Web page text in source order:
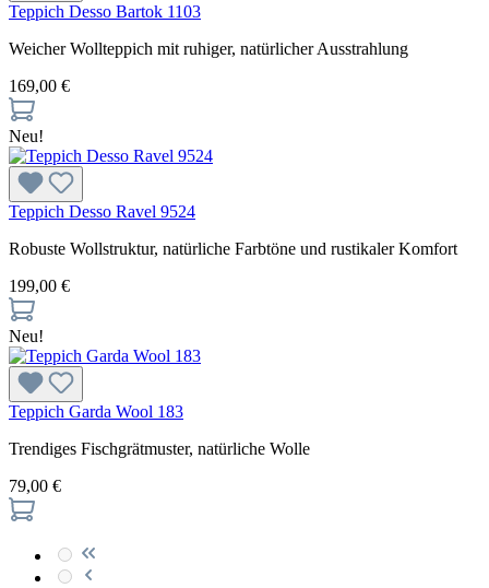
Teppich Desso Bartok 1103
Weicher Wollteppich mit ruhiger, natürlicher Ausstrahlung
169,00 €
Neu!
Teppich Desso Ravel 9524
Robuste Wollstruktur, natürliche Farbtöne und rustikaler Komfort
199,00 €
Neu!
Teppich Garda Wool 183
Trendiges Fischgrätmuster, natürliche Wolle
79,00 €